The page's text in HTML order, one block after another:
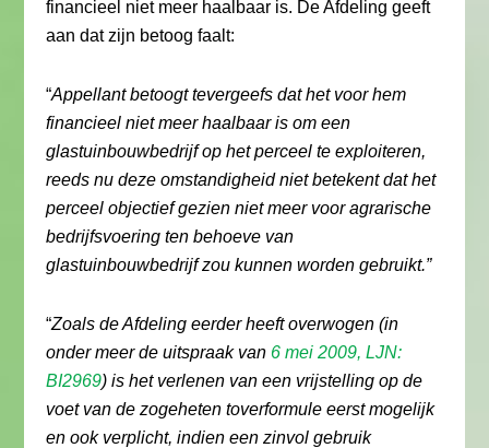
financieel niet meer haalbaar is. De Afdeling geeft
aan dat zijn betoog faalt:
“Appellant betoogt tevergeefs dat het voor hem
financieel niet meer haalbaar is om een
glastuinbouwbedrijf op het perceel te exploiteren,
reeds nu deze omstandigheid niet betekent dat het
perceel objectief gezien niet meer voor agrarische
bedrijfsvoering ten behoeve van
glastuinbouwbedrijf zou kunnen worden gebruikt.”
“Zoals de Afdeling eerder heeft overwogen (in
onder meer de uitspraak van 6 mei 2009, LJN:
BI2969) is het verlenen van een vrijstelling op de
voet van de zogeheten toverformule eerst mogelijk
en ook verplicht, indien een zinvol gebruik